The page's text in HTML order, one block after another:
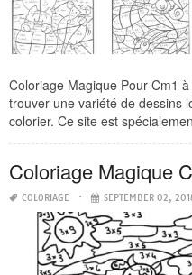
Coloriage Magique Pour Cm1
trouver une variété de dessins
colorier. Ce site est
Coloriage Magique C
COLORIAGE SEPTEMBER 02,